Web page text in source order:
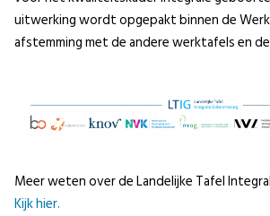
uitwerking wordt opgepakt binnen de
afstemming met de andere werktafels en de
Meer weten over de Landelijke Tafel
Kijk hier.